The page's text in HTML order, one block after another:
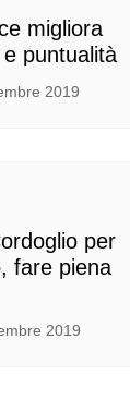
migliora
puntualità
2019
per
fare piena
2019